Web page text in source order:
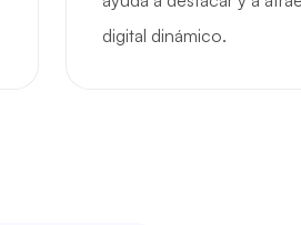
digital dinámico.